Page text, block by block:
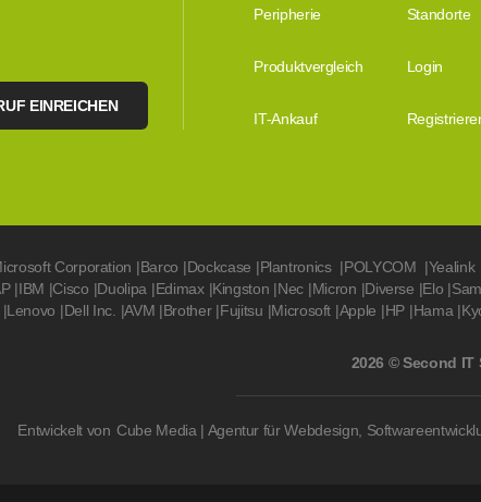
EINREICHEN
Peripherie Standorte
Produktvergleich Login
IT-Ankauf
Corporation |Barco |Dockcase |Plantronics |POLYCOM |Yealink
|IBM |Cisco |Duolipa |Edimax |Kingston |Nec |Micron |Diverse |Elo |
|Lenovo |Dell Inc. |AVM |Brother |Fujitsu |Microsoft |Apple |HP |Hama |
2026 © Second IT
Entwickelt von Cube Media | Agentur für Webdesign,